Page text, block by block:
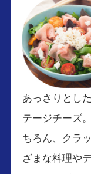
あっさりとし
テージチーズ
ちろん、クラ
ざまな料理や